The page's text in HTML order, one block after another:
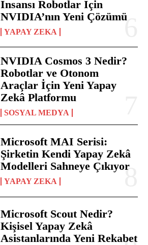
İnsansı Robotlar İçin
NVIDIA’nın Yeni Çözümü
YAPAY ZEKA
NVIDIA Cosmos 3 Nedir?
Robotlar ve Otonom
Araçlar İçin Yeni Yapay
Zekâ Platformu
SOSYAL MEDYA
Microsoft MAI Serisi:
Şirketin Kendi Yapay Zekâ
Modelleri Sahneye Çıkıyor
YAPAY ZEKA
Microsoft Scout Nedir?
Kişisel Yapay Zekâ
Asistanlarında Yeni Rekabet